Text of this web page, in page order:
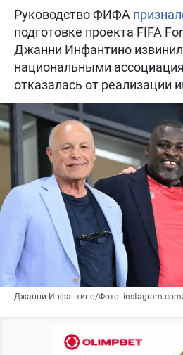
Руководство ФИФА
подготовке проекта FIFA
Джанни Инфантино
национальными
отказалась от реализации
Джанни Инфантино/Фото: